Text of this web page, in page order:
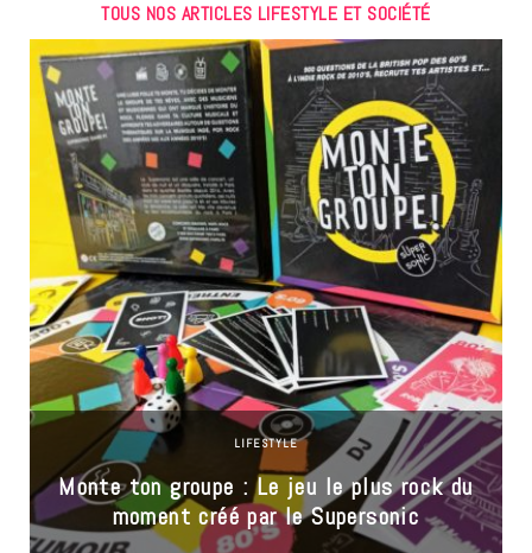
TOUS NOS ARTICLES LIFESTYLE ET SOCIÉTÉ
LIFESTYLE
Monte ton groupe : Le jeu le plus rock du
moment créé par le Supersonic